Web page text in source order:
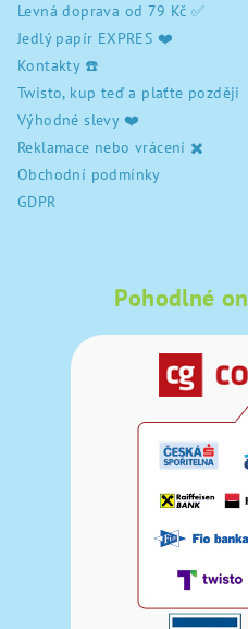
Levná doprava od 79 Kč ✅
Jedlý papír EXPRES ❤️
Kontakty ☎️
Twisto, kup teď a plaťte později
Výhodné slevy ❤️
Reklamace nebo vrácení ✖️
Obchodní podmínky
GDPR
Pohodlné